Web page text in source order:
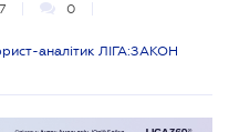
0
аналітик ЛІГА:ЗАКОН